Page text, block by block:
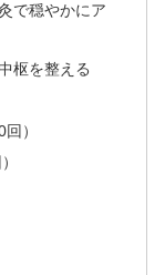
で穏やかにア
枢を整える
）